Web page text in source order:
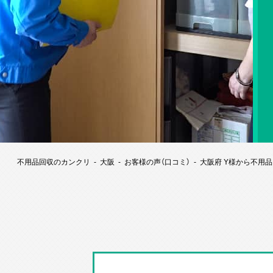
不用品回収のカンクリ 大阪 お客様の声（口コミ） 大阪府 Y様から不用